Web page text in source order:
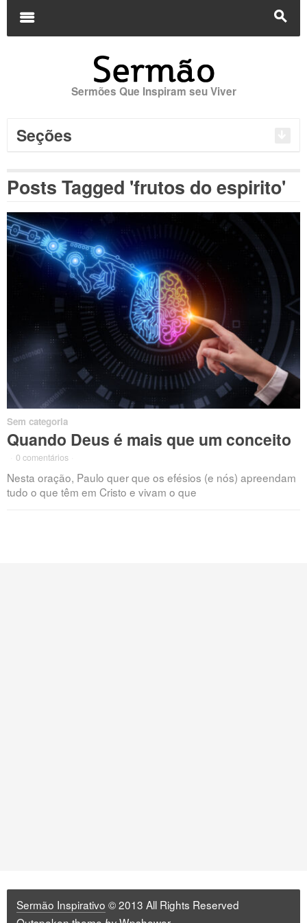
s
m
Sermões Que Inspiram seu Viver
Seções
Posts Tagged 'frutos do espirito'
Sem categoria
Quando Deus é mais que um conceito
0 comentários
Nesta oração, Paulo quer que os efésios (e nós) apreendam
tudo o que têm em Cristo e vivam o que
Sermão Inspirativo © 2013 All Rights Reserved